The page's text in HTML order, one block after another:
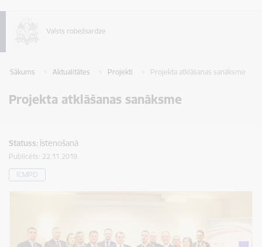
Sākums Aktualitātes Projekti Projekta atklāšanas sanāksme
Projekta atklāšanas sanāksme
Statuss:Īstenošanā
Publicēts: 22.11.2019.
ICMPD